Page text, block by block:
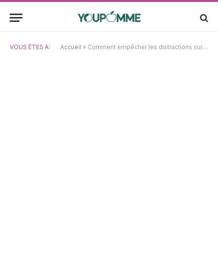
VOUS ÊTES À: Accueil » Comment empêcher les distractions sur Chrome : avez-vous déjà envisagé de bloquer les notifications des sites ?